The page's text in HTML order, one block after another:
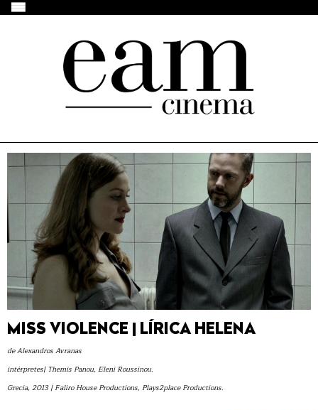
MISS VIOLENCE | LÍRICA HELENA
de Alexandros Avranas
intérpretes| Themis Panou, Eleni Roussinou.
Grecia, 2013 | Faliro House Productions, Plays2place Productions.